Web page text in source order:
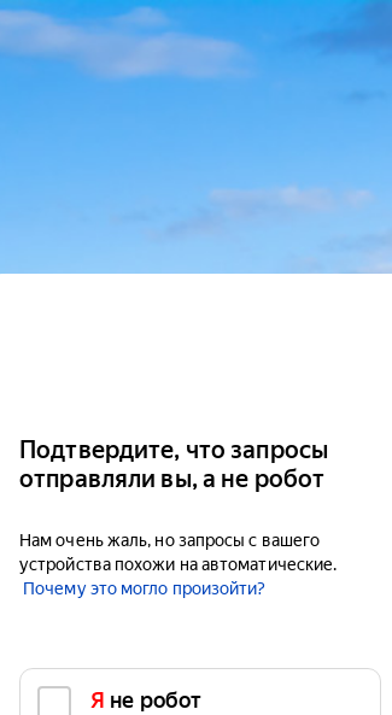
Подтвердите, что запросы
отправляли вы, а не робот
Нам очень жаль, но запросы с вашего
устройства похожи на автоматические.
Почему это могло произойти?
Я не робот